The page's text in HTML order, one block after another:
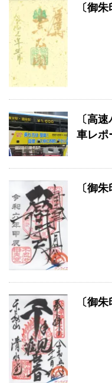
〔御
〔高
車レポ
〔御
〔御